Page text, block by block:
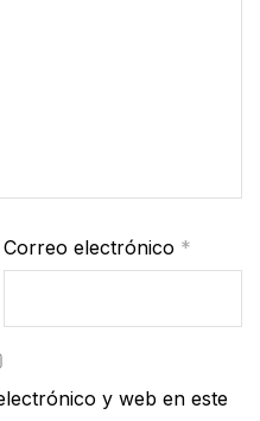
Correo electrónico *
y web en este